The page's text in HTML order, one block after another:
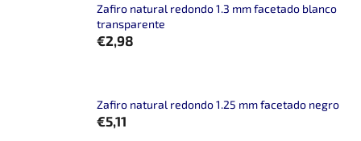
Zafiro natural redondo 1.3 mm facetado blanco
transparente
€2,98
Zafiro natural redondo 1.25 mm facetado negro
€5,11